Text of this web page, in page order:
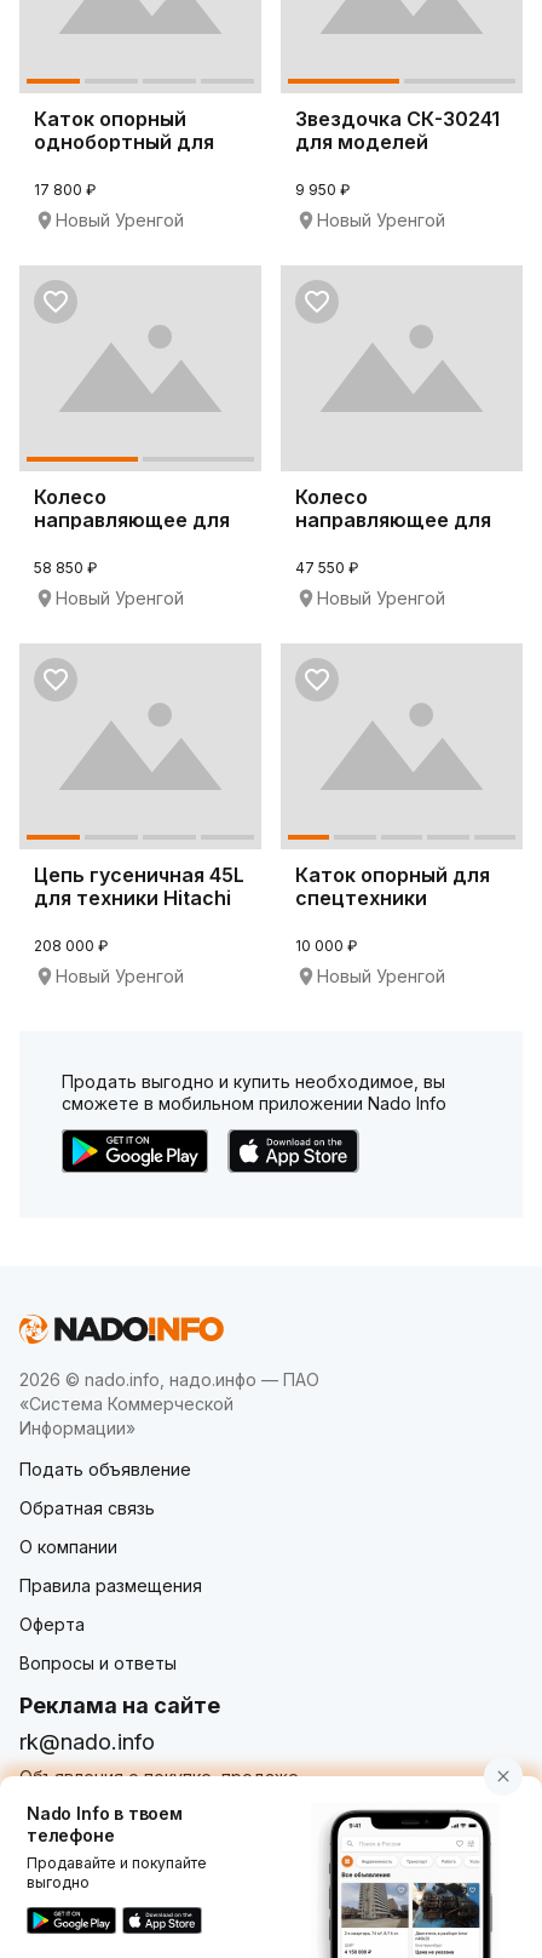
Каток опорный
однобортный для
17 800 ₽
Новый Уренгой
Звездочка СК-30241
для моделей
9 950 ₽
Новый Уренгой
Колесо
направляющее для
D6H-LGP
58 850 ₽
Новый Уренгой
Колесо
направляющее для
Komatsu PC300L
47 550 ₽
Новый Уренгой
Цепь гусеничная 45L
для техники Hitachi
208 000 ₽
Новый Уренгой
Каток опорный для
спецтехники
10 000 ₽
Новый Уренгой
Продать выгодно и купить необходимое, вы
сможете в мобильном приложении Nado Info
2026 © nado.info, надо.инфо — ПАО
«Система Коммерческой
Информации»
Подать объявление
Обратная связь
О компании
Правила размещения
Оферта
Вопросы и ответы
Реклама на сайте
rk@nado.info
Объявления о покупке, продаже,
услугах от частных лиц и организаций
Использование nado.info, в том числе и размещение
объявлений на сайте означает принятие условий
nado.info. Оплачивая
Nado Info в твоем
телефоне
Продавайте и покупайте
выгодно